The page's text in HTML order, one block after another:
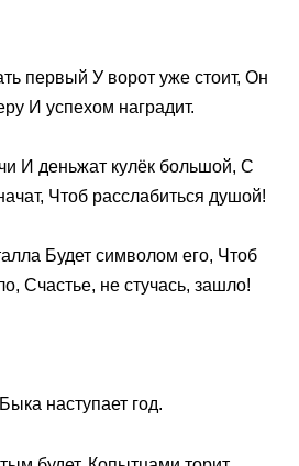
первый У ворот уже стоит, Он
И успехом наградит.
И деньжат кулёк большой, С
Чтоб расслабиться душой!
Будет символом его, Чтоб
Счастье, не стучась, зашло!
наступает год.